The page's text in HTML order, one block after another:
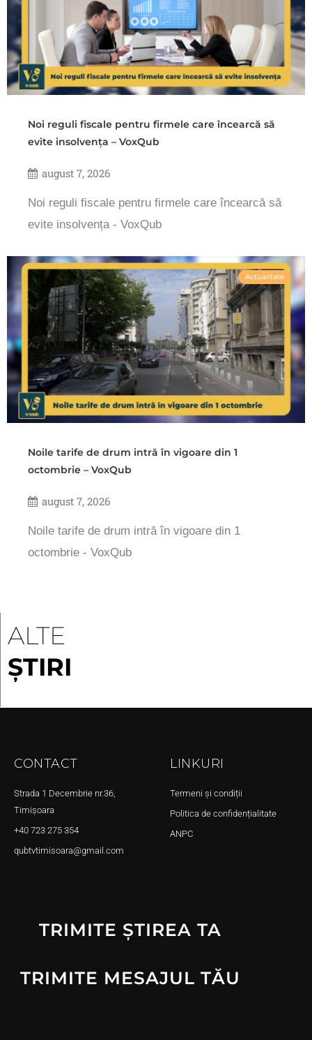
Noi reguli fiscale pentru firmele care încearcă să
evite insolvența – VoxQub
august 7, 2026
Noi reguli fiscale pentru firmele care încearcă să
evite insolvența - VoxQub
Actualitate
Noile tarife de drum intră în vigoare din 1
octombrie – VoxQub
august 7, 2026
Noile tarife de drum intră în vigoare din 1
octombrie - VoxQub
ALTE
ȘTIRI
CONTACT
Strada 1 Decembrie nr.36,
Timișoara
+40 723 275 354
qubtvtimisoara@gmail.com
LINKURI
Termeni și condiții
Politica de confidențialitate
ANPC
TRIMITE ȘTIREA TA
TRIMITE MESAJUL TĂU